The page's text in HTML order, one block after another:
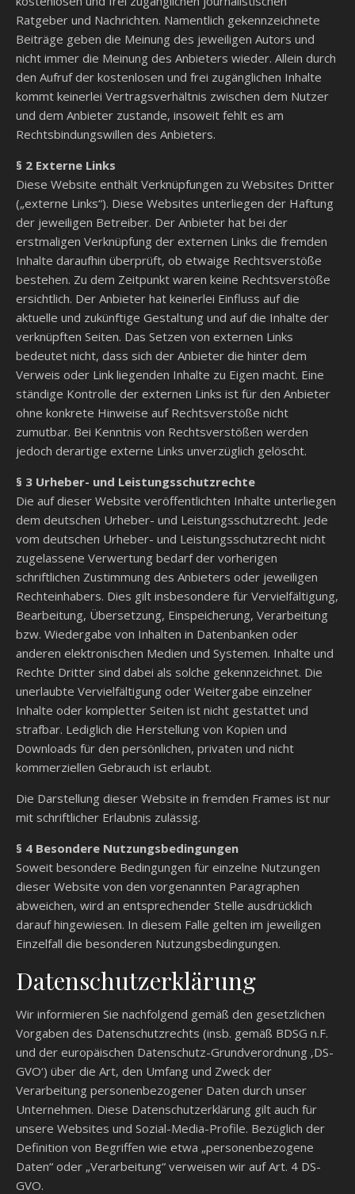
Ratgeber und Nachrichten. Namentlich gekennzeichnete
Beiträge geben die Meinung des jeweiligen Autors und
nicht immer die Meinung des Anbieters wieder. Allein durch
den Aufruf der kostenlosen und frei zugänglichen Inhalte
kommt keinerlei Vertragsverhältnis zwischen dem Nutzer
und dem Anbieter zustande, insoweit fehlt es am
Rechtsbindungswillen des Anbieters.
§ 2 Externe Links
Diese Website enthält Verknüpfungen zu Websites Dritter
(„externe Links“). Diese Websites unterliegen der Haftung
der jeweiligen Betreiber. Der Anbieter hat bei der
erstmaligen Verknüpfung der externen Links die fremden
Inhalte daraufhin überprüft, ob etwaige Rechtsverstöße
bestehen. Zu dem Zeitpunkt waren keine Rechtsverstöße
ersichtlich. Der Anbieter hat keinerlei Einfluss auf die
aktuelle und zukünftige Gestaltung und auf die Inhalte der
verknüpften Seiten. Das Setzen von externen Links
bedeutet nicht, dass sich der Anbieter die hinter dem
Verweis oder Link liegenden Inhalte zu Eigen macht. Eine
ständige Kontrolle der externen Links ist für den Anbieter
ohne konkrete Hinweise auf Rechtsverstöße nicht
zumutbar. Bei Kenntnis von Rechtsverstößen werden
jedoch derartige externe Links unverzüglich gelöscht.
§ 3 Urheber- und Leistungsschutzrechte
Die auf dieser Website veröffentlichten Inhalte unterliegen
dem deutschen Urheber- und Leistungsschutzrecht. Jede
vom deutschen Urheber- und Leistungsschutzrecht nicht
zugelassene Verwertung bedarf der vorherigen
schriftlichen Zustimmung des Anbieters oder jeweiligen
Rechteinhabers. Dies gilt insbesondere für Vervielfältigung,
Bearbeitung, Übersetzung, Einspeicherung, Verarbeitung
bzw. Wiedergabe von Inhalten in Datenbanken oder
anderen elektronischen Medien und Systemen. Inhalte und
Rechte Dritter sind dabei als solche gekennzeichnet. Die
unerlaubte Vervielfältigung oder Weitergabe einzelner
Inhalte oder kompletter Seiten ist nicht gestattet und
strafbar. Lediglich die Herstellung von Kopien und
Downloads für den persönlichen, privaten und nicht
kommerziellen Gebrauch ist erlaubt.
Die Darstellung dieser Website in fremden Frames ist nur
mit schriftlicher Erlaubnis zulässig.
§ 4 Besondere Nutzungsbedingungen
Soweit besondere Bedingungen für einzelne Nutzungen
dieser Website von den vorgenannten Paragraphen
abweichen, wird an entsprechender Stelle ausdrücklich
darauf hingewiesen. In diesem Falle gelten im jeweiligen
Einzelfall die besonderen Nutzungsbedingungen.
Datenschutzerklärung
Wir informieren Sie nachfolgend gemäß den gesetzlichen
Vorgaben des Datenschutzrechts (insb. gemäß BDSG n.F.
und der europäischen Datenschutz-Grundverordnung ‚DS-
GVO‘) über die Art, den Umfang und Zweck der
Verarbeitung personenbezogener Daten durch unser
Unternehmen. Diese Datenschutzerklärung gilt auch für
unsere Websites und Sozial-Media-Profile. Bezüglich der
Definition von Begriffen wie etwa „personenbezogene
Daten“ oder „Verarbeitung“ verweisen wir auf Art. 4 DS-
GVO.